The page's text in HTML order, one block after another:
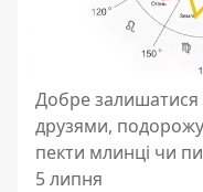
Добре залишатися
друзями,
пекти млинці чи
5 липня